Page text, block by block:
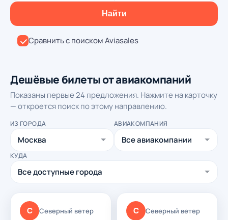
Найти
Сравнить с поиском Aviasales
Дешёвые билеты от авиакомпаний
Показаны первые 24 предложения. Нажмите на карточку
— откроется поиск по этому направлению.
ИЗ ГОРОДА АВИАКОМПАНИЯ
КУДА
С Северный ветер С Северный ветер